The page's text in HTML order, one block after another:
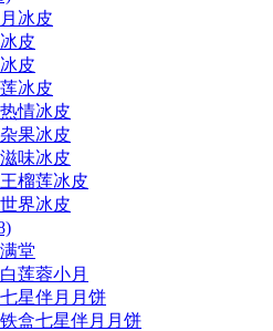
冰皮
皮
皮
冰皮
情冰皮
果冰皮
味冰皮
榴莲冰皮
界冰皮
堂
莲蓉小月
星伴月月饼
盒七星伴月月饼